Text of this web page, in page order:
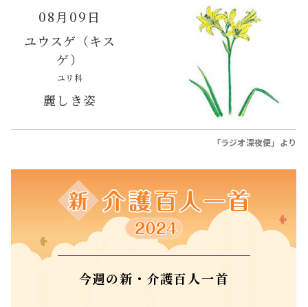
08月09日
ユウスゲ（キス
ゲ）
ユリ科
麗しき姿
「ラジオ深夜便」より
今週の新・介護百人一首